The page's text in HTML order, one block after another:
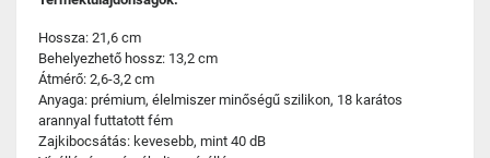
Hossza: 21,6 cm
Behelyezhető hossz: 13,2 cm
Átmérő: 2,6-3,2 cm
Anyaga: prémium, élelmiszer minőségű szilikon, 18 karátos
arannyal futtatott fém
Zajkibocsátás: kevesebb, mint 40 dB